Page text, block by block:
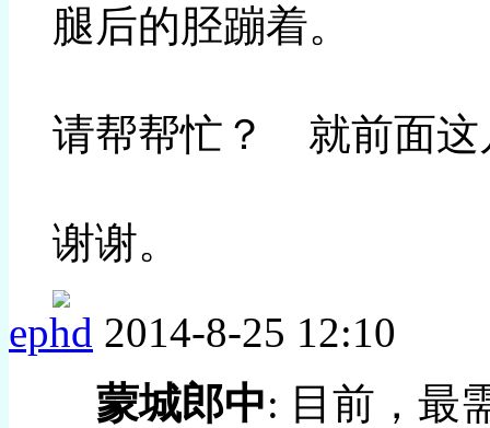
腿后的胫蹦着。
请帮帮忙？ 就前面这
谢谢。
ephd 2014-8-25 12:10
蒙城郎中: 目前，最